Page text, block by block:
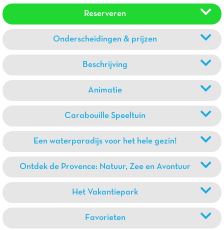
Reserveren
Onderscheidingen & prijzen
Beschrijving
Animatie
Carabouille Speeltuin
Een waterparadijs voor het hele gezin!
Ontdek de Provence: Natuur, Zee en Avontuur
Het Vakantiepark
Favorieten